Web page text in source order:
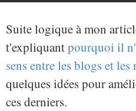
Suite logique à mon
t'expliquantpourquoi il
sens entre les blogs et les
quelques idées pour
ces derniers.